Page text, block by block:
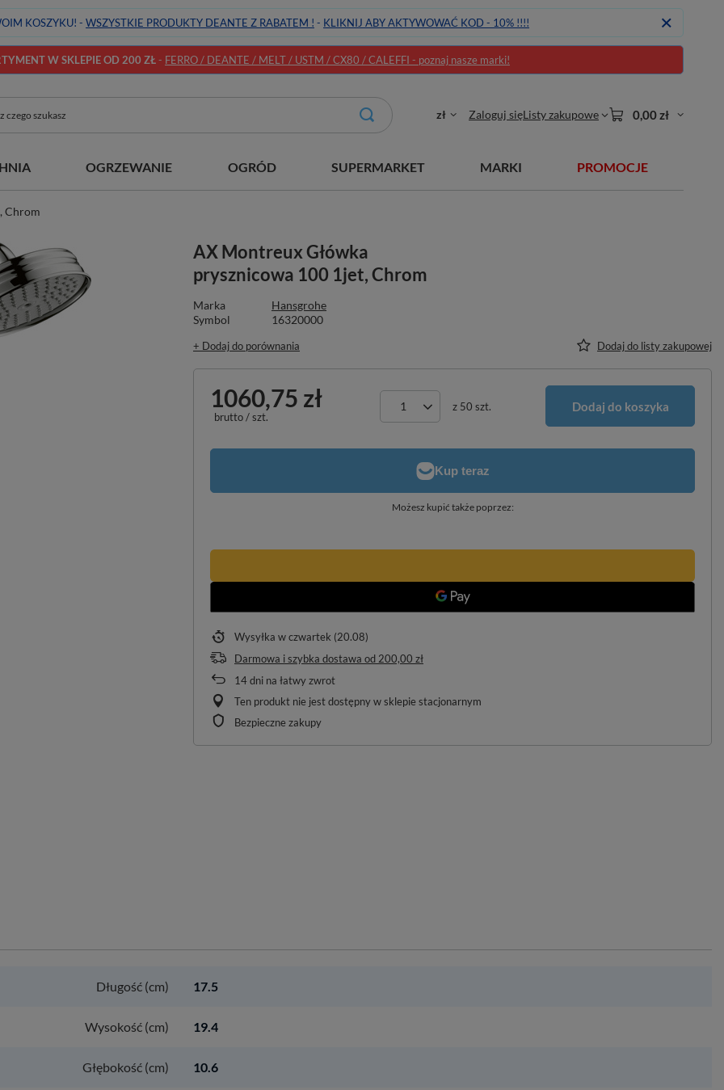
KOSZYKU! - WSZYSTKIE PRODUKTY DEANTE Z RABATEM ! - KLIKNIJ ABY AKTYWOWAĆ KOD - 10% !!!!
W SKLEPIE OD 200 ZŁ- FERRO / DEANTE / MELT / USTM / CX80 / CALEFFI - poznaj nasze marki!
zł Zaloguj sięListy zakupowe 0,00 zł
OGRZEWANIE OGRÓD SUPERMARKET MARKI PROMOCJE
Chrom
AX Montreux Główka
prysznicowa 100 1jet, Chrom
Marka
Hansgrohe
Symbol
16320000
+ Dodaj do porównania Dodaj do listy zakupowej
1060,75 zł
brutto/szt.
z 50 szt. Dodaj do koszyka
Możesz kupić także poprzez:
Wysyłka w czwartek (20.08)
Darmowa i szybka dostawa od 200,00 zł
14dni na łatwy zwrot
Ten produkt nie jest dostępny w sklepie stacjonarnym
Bezpieczne zakupy
Długość (cm) 17.5
Wysokość (cm) 19.4
Głębokość (cm) 10.6